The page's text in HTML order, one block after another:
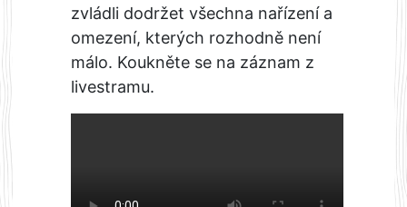
zvládli dodržet všechna nařízení a
omezení, kterých rozhodně není
málo. Koukněte se na záznam z
livestramu.